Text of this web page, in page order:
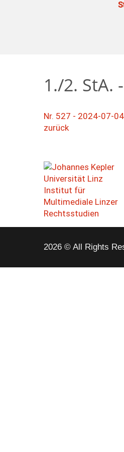
1./2. StA.
Nr. 527 - 2024-07-
zurück
2026 © All Rights